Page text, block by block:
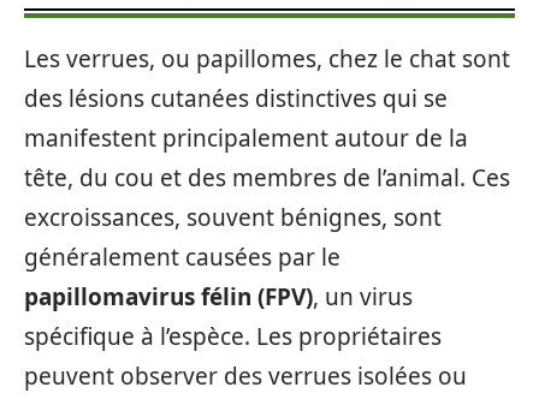
Les verrues, ou papillomes, chez le chat sont
des lésions cutanées distinctives qui se
manifestent principalement autour de la
tête, du cou et des membres de l’animal. Ces
excroissances, souvent bénignes, sont
généralement causées par le
papillomavirus félin (FPV), un virus
spécifique à l’espèce. Les propriétaires
peuvent observer des verrues isolées ou